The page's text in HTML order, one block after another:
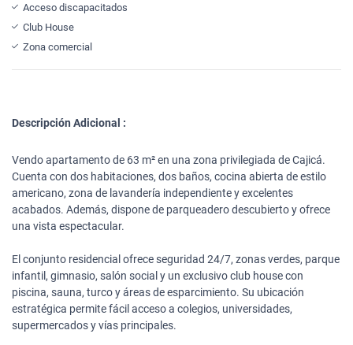
Acceso discapacitados
Club House
Zona comercial
Descripción Adicional :
Vendo apartamento de 63 m² en una zona privilegiada de Cajicá.
Cuenta con dos habitaciones, dos baños, cocina abierta de estilo
americano, zona de lavandería independiente y excelentes
acabados. Además, dispone de parqueadero descubierto y ofrece
una vista espectacular.
El conjunto residencial ofrece seguridad 24/7, zonas verdes, parque
infantil, gimnasio, salón social y un exclusivo club house con
piscina, sauna, turco y áreas de esparcimiento. Su ubicación
estratégica permite fácil acceso a colegios, universidades,
supermercados y vías principales.